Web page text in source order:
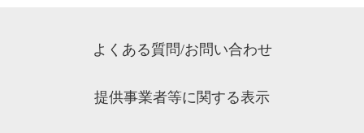
よくある質問/お問い合わせ
提供事業者等に関する表示